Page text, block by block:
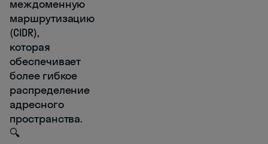
междоменную
маршрутизацию
(CIDR),
которая
обеспечивает
более гибкое
распределение
адресного
пространства.
🔍